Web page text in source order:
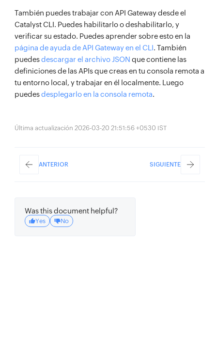
También puedes trabajar con API Gateway desde el
Catalyst CLI. Puedes habilitarlo o deshabilitarlo, y
verificar su estado. Puedes aprender sobre esto en la
página de ayuda de API Gateway en el CLI. También
puedesdescargar el archivo JSON que contiene las
definiciones de las APIs que creas en tu consola remota a
tu entorno local, y trabajar en él localmente. Luego
puedesdesplegarlo en la consola remota.
Última actualización 2026-03-20 21:51:56 +0530 IST
ANTERIOR SIGUIENTE
Was this document helpful?
Yes No